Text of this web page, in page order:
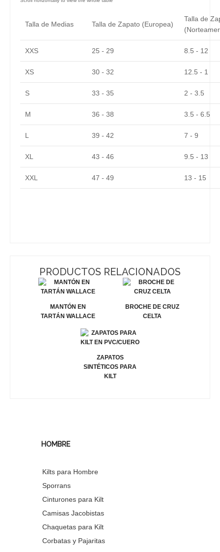
Talla de Medias Talla de Zapato (Europea)
Talla de
XXS 25 - 29 8.5 - 12
XS 30 - 32 12.5 - 1
S 33 - 35 2 - 3.5
M 36 - 38 3.5 - 6.5
L 39 - 42 7 - 9
XL 43 - 46 9.5 - 13
XXL 47 - 49 13 - 15
PRODUCTOS RELACIONADOS
MANTÓN EN
TARTÁN WALLACE
BROCHE DE CRUZ
CELTA
ZAPATOS
SINTÉTICOS PARA
KILT
HOMBRE
Kilts para Hombre
Sporrans
Cinturones para Kilt
Camisas Jacobistas
Chaquetas para Kilt
Corbatas y Pajaritas